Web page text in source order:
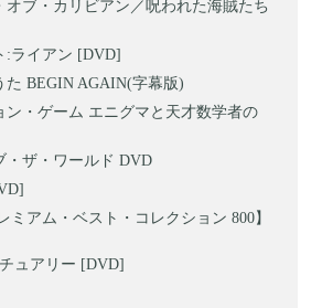
オブ・カリビアン／呪われた海賊たち
:ライアン [DVD]
た BEGIN AGAIN(字幕版)
ン・ゲーム エニグマと天才数学者の
・ザ・ワールド DVD
ミアム・ベスト・コレクション 800】
ュアリー [DVD]